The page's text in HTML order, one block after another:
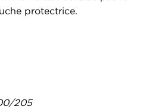
protectrice.
205